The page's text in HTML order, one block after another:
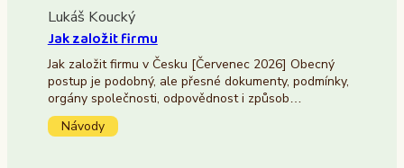
Lukáš Koucký
Jak založit firmu
Jak založit firmu v Česku [Červenec 2026] Obecný
postup je podobný, ale přesné dokumenty, podmínky,
orgány společnosti, odpovědnost i způsob…
Návody